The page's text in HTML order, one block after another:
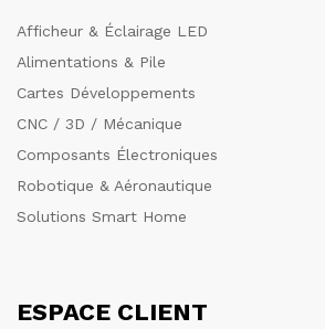
Afficheur & Éclairage LED
Alimentations & Pile
Cartes Développements
CNC / 3D / Mécanique
Composants Électroniques
Robotique & Aéronautique
Solutions Smart Home
ESPACE CLIENT